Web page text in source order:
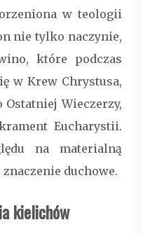
w teologii
nie tylko naczynie,
które podczas
w Krew Chrystusa,
Wieczerzy,
Eucharystii.
na materialną
duchowe.
kielichów